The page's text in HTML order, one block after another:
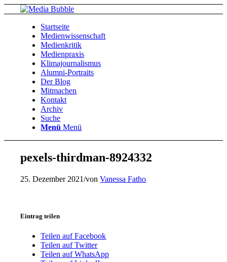
Startseite
Medienwissenschaft
Medienkritik
Medienpraxis
Klimajournalismus
Alumni-Portraits
Der Blog
Mitmachen
Kontakt
Archiv
Suche
Menü Menü
pexels-thirdman-8924332
25. Dezember 2021/vonVanessa Fatho
Eintrag teilen
Teilen auf Facebook
Teilen auf Twitter
Teilen auf WhatsApp